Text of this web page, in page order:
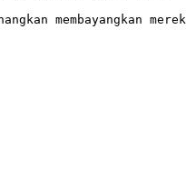
membayangkan